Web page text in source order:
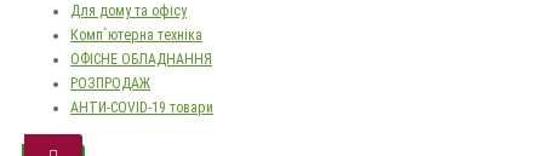
Для дому та офісу
Комп`ютерна техніка
ОФІСНЕ ОБЛАДНАННЯ
РОЗПРОДАЖ
АНТИ-COVID-19 товари